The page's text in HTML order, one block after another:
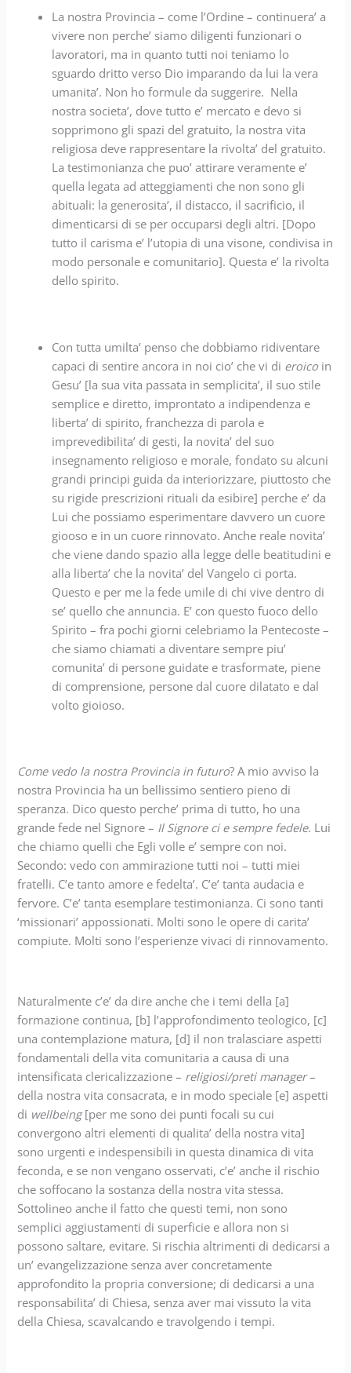
La nostra Provincia – come l’Ordine – continuera’ a
vivere non perche’ siamo diligenti funzionari o
lavoratori, ma in quanto tutti noi teniamo lo
sguardo dritto verso Dio imparando da lui la vera
umanita’. Non ho formule da suggerire. Nella
nostra societa’, dove tutto e’ mercato e devo si
sopprimono gli spazi del gratuito, la nostra vita
religiosa deve rappresentare la rivolta’ del gratuito.
La testimonianza che puo’ attirare veramente e’
quella legata ad atteggiamenti che non sono gli
abituali: la generosita’, il distacco, il sacrificio, il
dimenticarsi di se per occuparsi degli altri. [Dopo
tutto il carisma e’ l’utopia di una visone, condivisa in
modo personale e comunitario]. Questa e’ la rivolta
dello spirito.
Con tutta umilta’ penso che dobbiamo ridiventare
capaci di sentire ancora in noi cio’ che vi di eroico in
Gesu’ [la sua vita passata in semplicita’, il suo stile
semplice e diretto, improntato a indipendenza e
liberta’ di spirito, franchezza di parola e
imprevedibilita’ di gesti, la novita’ del suo
insegnamento religioso e morale, fondato su alcuni
grandi principi guida da interiorizzare, piuttosto che
su rigide prescrizioni rituali da esibire] perche e’ da
Lui che possiamo esperimentare davvero un cuore
giooso e in un cuore rinnovato. Anche reale novita’
che viene dando spazio alla legge delle beatitudini e
alla liberta’ che la novita’ del Vangelo ci porta.
Questo e per me la fede umile di chi vive dentro di
se’ quello che annuncia. E’ con questo fuoco dello
Spirito – fra pochi giorni celebriamo la Pentecoste –
che siamo chiamati a diventare sempre piu’
comunita’ di persone guidate e trasformate, piene
di comprensione, persone dal cuore dilatato e dal
volto gioioso.
Come vedo la nostra Provincia in futuro? A mio avviso la
nostra Provincia ha un bellissimo sentiero pieno di
speranza. Dico questo perche’ prima di tutto, ho una
grande fede nel Signore – Il Signore ci e sempre fedele. Lui
che chiamo quelli che Egli volle e’ sempre con noi.
Secondo: vedo con ammirazione tutti noi – tutti miei
fratelli. C’e tanto amore e fedelta’. C’e’ tanta audacia e
fervore. C’e’ tanta esemplare testimonianza. Ci sono tanti
‘missionari’ appossionati. Molti sono le opere di carita’
compiute. Molti sono l’esperienze vivaci di rinnovamento.
Naturalmente c’e’ da dire anche che i temi della [a]
formazione continua, [b] l’approfondimento teologico, [c]
una contemplazione matura, [d] il non tralasciare aspetti
fondamentali della vita comunitaria a causa di una
intensificata clericalizzazione – religiosi/preti manager–
della nostra vita consacrata, e in modo speciale [e] aspetti
di wellbeing[per me sono dei punti focali su cui
convergono altri elementi di qualita’ della nostra vita]
sono urgenti e indespensibili in questa dinamica di vita
feconda, e se non vengano osservati, c’e’ anche il rischio
che soffocano la sostanza della nostra vita stessa.
Sottolineo anche il fatto che questi temi, non sono
semplici aggiustamenti di superficie e allora non si
possono saltare, evitare. Si rischia altrimenti di dedicarsi a
un’ evangelizzazione senza aver concretamente
approfondito la propria conversione; di dedicarsi a una
responsabilita’ di Chiesa, senza aver mai vissuto la vita
della Chiesa, scavalcando e travolgendo i tempi.